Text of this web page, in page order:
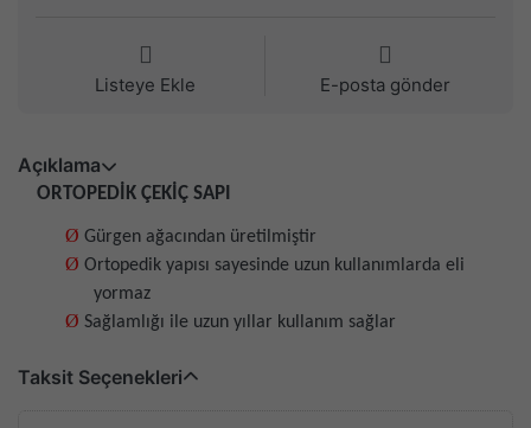
Listeye Ekle E-posta gönder
Açıklama
ORTOPEDİK ÇEKİÇ SAPI
Ø Gürgen ağacından üretilmiştir
Ø Ortopedik yapısı sayesinde uzun kullanımlarda eli
yormaz
Ø Sağlamlığı ile uzun yıllar kullanım sağlar
Taksit Seçenekleri